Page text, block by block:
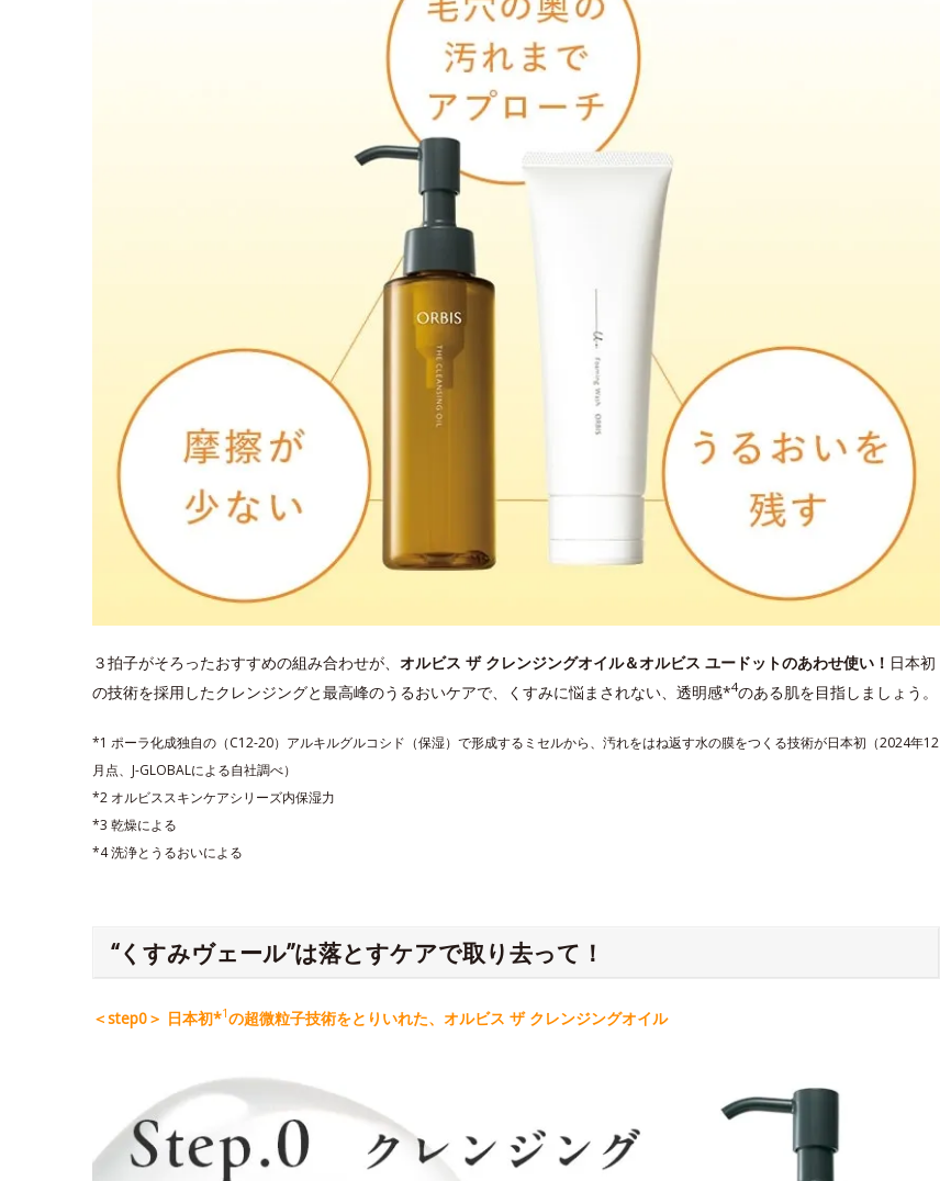
３拍子がそろったおすすめの組み合わせが、 オルビス ザ クレンジングオイル＆オルビス ユードットのあわせ使い！ 日本初
の技術を採用したクレンジングと最高峰のうるおいケアで、くすみに悩まされない、透明感*4のある肌を目指しましょう。
*1 ポーラ化成独自の（C12-20）アルキルグルコシド（保湿）で形成するミセルから、汚れをはね返す水の膜をつくる技術が日本初（2024年12
月点、J-GLOBALによる自社調べ）
*2 オルビススキンケアシリーズ内保湿力
*3 乾燥による
*4 洗浄とうるおいによる
“くすみヴェール”は落とすケアで取り去って！
＜step0＞ 日本初*1の超微粒子技術をとりいれた、オルビス ザ クレンジングオイル